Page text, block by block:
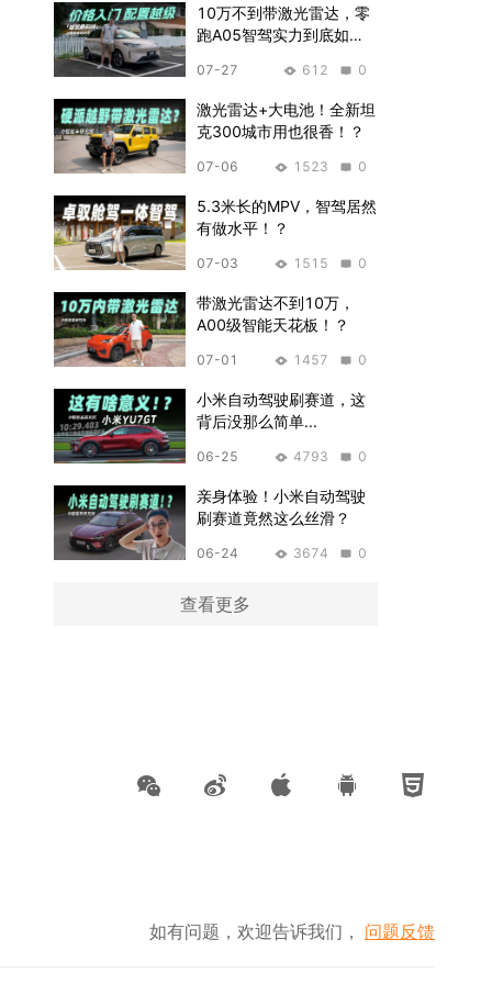
10万不到带激光雷达，零
跑A05智驾实力到底如
07-27 612 0
激光雷达+大电池！全新坦
克300城市用也很香！？
07-06 1523 0
5.3米长的MPV，智驾居然
有做水平！？
07-03 1515 0
带激光雷达不到10万，
A00级智能天花板！？
07-01 1457 0
小米自动驾驶刷赛道，这
背后没那么简单...
06-25 4793 0
亲身体验！小米自动驾驶
刷赛道竟然这么丝滑？
06-24 3674 0
查看更多
如有问题，欢迎告诉我们， 问题反馈